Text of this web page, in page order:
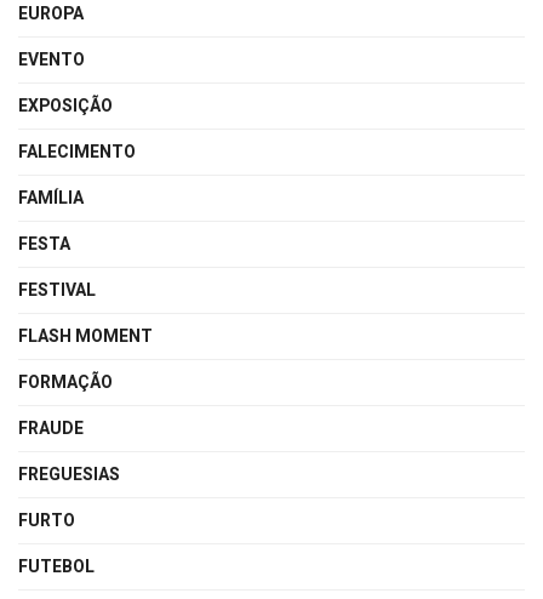
EUROPA
EVENTO
EXPOSIÇÃO
FALECIMENTO
FAMÍLIA
FESTA
FESTIVAL
FLASH MOMENT
FORMAÇÃO
FRAUDE
FREGUESIAS
FURTO
FUTEBOL